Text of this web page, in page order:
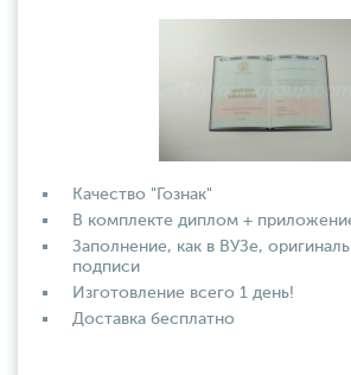
Качество "Гознак"
В комплекте диплом +
Заполнение, как в ВУЗе,
подписи
Изготовление всего 1 день!
Доставка бесплатно